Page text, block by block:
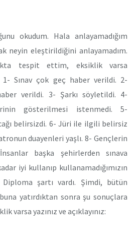
okudum. Hala anlayamadığım
neyin eleştirildiğini anlayamadım.
tespit ettim, eksiklik varsa
Sınav çok geç haber verildi. 2-
verildi. 3- Şarkı söyletildi. 4-
gösterilmesi istenmedi. 5-
belirsizdi. 6- Jüri ile ilgili belirsiz
duayenleri yaşlı. 8- Gençlerin
başka şehirlerden sınava
iyi kullanıp kullanamadığımızın
şartı vardı. Şimdi, bütün
yatırdıktan sonra şu sonuçlara
varsa yazınız ve açıklayınız: